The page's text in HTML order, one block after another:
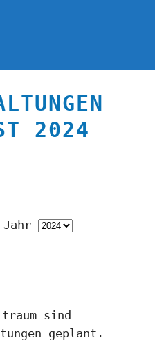
2024
Jahr
sind
geplant.